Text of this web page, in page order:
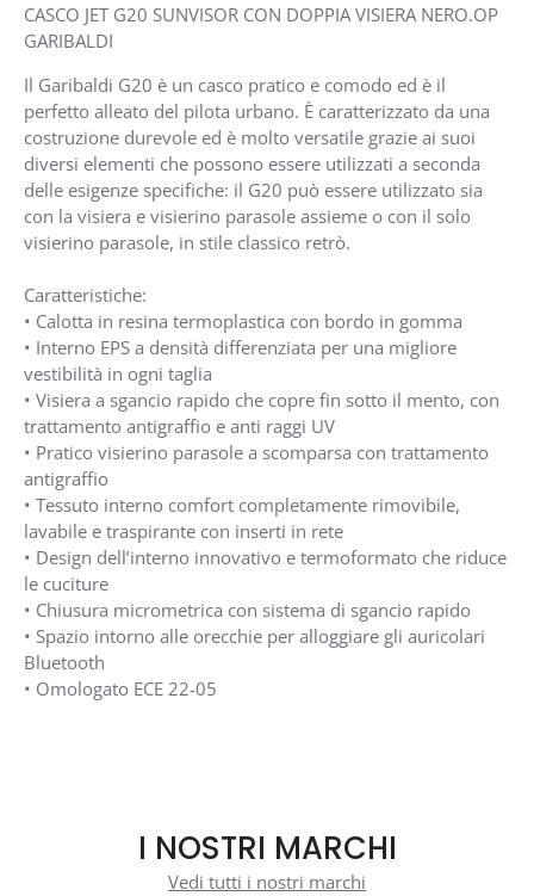
CASCO JET G20 SUNVISOR CON DOPPIA VISIERA NERO.OP
GARIBALDI
Il Garibaldi G20 è un casco pratico e comodo ed è il
perfetto alleato del pilota urbano. È caratterizzato da una
costruzione durevole ed è molto versatile grazie ai suoi
diversi elementi che possono essere utilizzati a seconda
delle esigenze specifiche: il G20 può essere utilizzato sia
con la visiera e visierino parasole assieme o con il solo
visierino parasole, in stile classico retrò.
Caratteristiche:
• Calotta in resina termoplastica con bordo in gomma
• Interno EPS a densità differenziata per una migliore
vestibilità in ogni taglia
• Visiera a sgancio rapido che copre fin sotto il mento, con
trattamento antigraffio e anti raggi UV
• Pratico visierino parasole a scomparsa con trattamento
antigraffio
• Tessuto interno comfort completamente rimovibile,
lavabile e traspirante con inserti in rete
• Design dell’interno innovativo e termoformato che riduce
le cuciture
• Chiusura micrometrica con sistema di sgancio rapido
• Spazio intorno alle orecchie per alloggiare gli auricolari
Bluetooth
• Omologato ECE 22-05
I NOSTRI MARCHI
Vedi tutti i nostri marchi